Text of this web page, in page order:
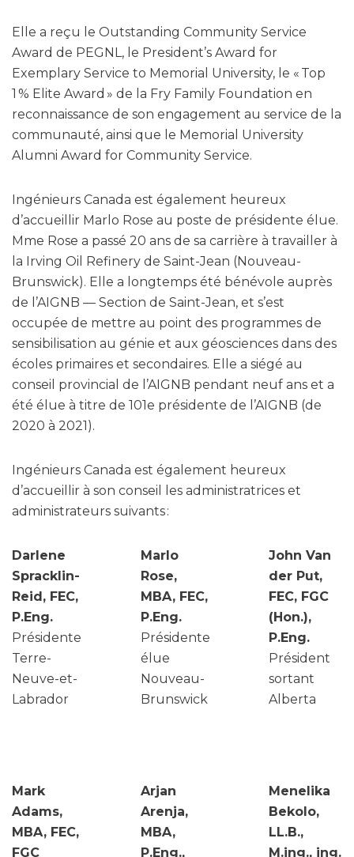
Elle a reçu le Outstanding Community Service
Award de PEGNL, le President’s Award for
Exemplary Service to Memorial University, le « Top
1 % Elite Award » de la Fry Family Foundation en
reconnaissance de son engagement au service de la
communauté, ainsi que le Memorial University
Alumni Award for Community Service.
Ingénieurs Canada est également heureux
d’accueillir Marlo Rose au poste de présidente élue.
Mme Rose a passé 20 ans de sa carrière à travailler à
la Irving Oil Refinery de Saint-Jean (Nouveau-
Brunswick). Elle a longtemps été bénévole auprès
de l’AIGNB — Section de Saint-Jean, et s’est
occupée de mettre au point des programmes de
sensibilisation au génie et aux géosciences dans des
écoles primaires et secondaires. Elle a siégé au
conseil provincial de l’AIGNB pendant neuf ans et a
été élue à titre de 101e présidente de l’AIGNB (de
2020 à 2021).
Ingénieurs Canada est également heureux
d’accueillir à son conseil les administratrices et
administrateurs suivants :
Darlene
Spracklin-
Reid, FEC,
P.Eng.
Présidente
Terre-
Neuve-et-
Labrador
Marlo
Rose,
MBA, FEC,
P.Eng.
Présidente
élue
Nouveau-
Brunswick
John Van
der Put,
FEC, FGC
(Hon.),
P.Eng.
Président
sortant
Alberta
Mark
Adams,
MBA, FEC,
FGC
Arjan
Arenja,
MBA,
P.Eng.,
Menelika
Bekolo,
LL.B.,
M.ing., ing.